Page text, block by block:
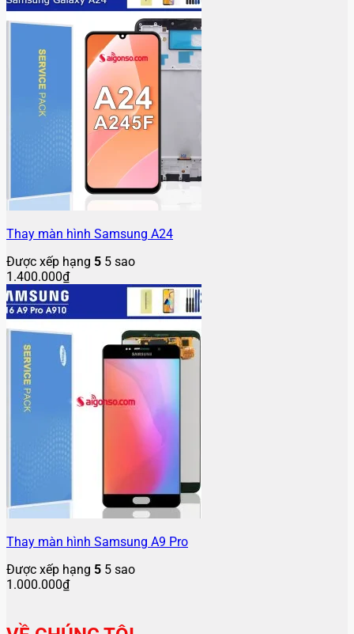
Thay màn hình Samsung A24
Được xếp hạng 5 5 sao
1.400.000₫
Thay màn hình Samsung A9 Pro
Được xếp hạng 5 5 sao
1.000.000₫